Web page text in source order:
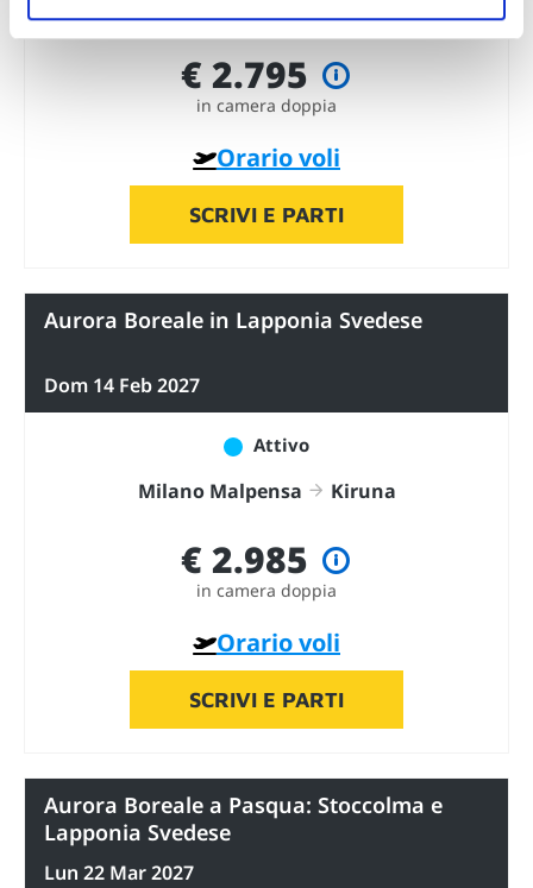
Milano Malpensa
€ 2.795
in camera doppia
Orario voli
SCRIVI E PARTI
Aurora Boreale in Lapponia Svedese
Dom 14 Feb 2027
Attivo
Milano Malpensa Kiruna
€ 2.985
in camera doppia
Orario voli
SCRIVI E PARTI
Aurora Boreale a Pasqua: Stoccolma e
Lapponia Svedese
Lun 22 Mar 2027